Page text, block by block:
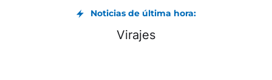
Noticias de última hora:
Virajes